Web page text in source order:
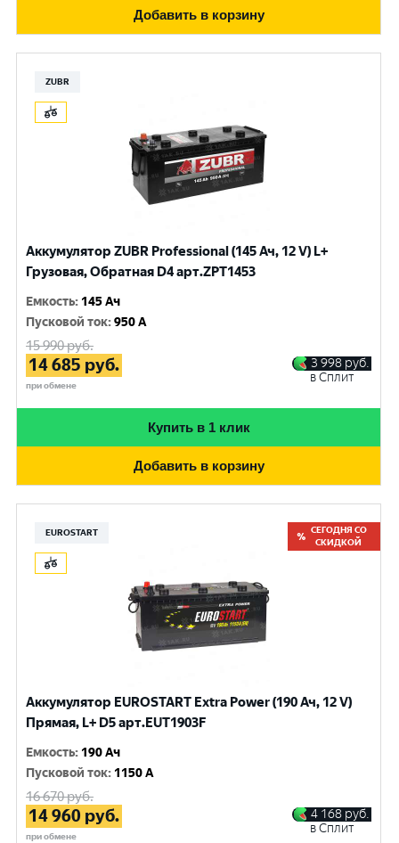
Добавить в корзину
ZUBR
Аккумулятор ZUBR Professional (145 Ач, 12 V) L+
Грузовая, Обратная D4 арт.ZPT1453
Емкость: 145 Ач
Пусковой ток:950 A
15 990руб.
14 685 руб.
при обмене
3 998 руб.
в Сплит
Купить в 1 клик
Добавить в корзину
EUROSTART
СЕГОДНЯ СО
СКИДКОЙ
Аккумулятор EUROSTART Extra Power (190 Ач, 12 V)
Прямая, L+ D5 арт.EUT1903F
Емкость: 190 Ач
Пусковой ток: 1150 A
16 670руб.
14 960 руб.
при обмене
4 168 руб.
в Сплит